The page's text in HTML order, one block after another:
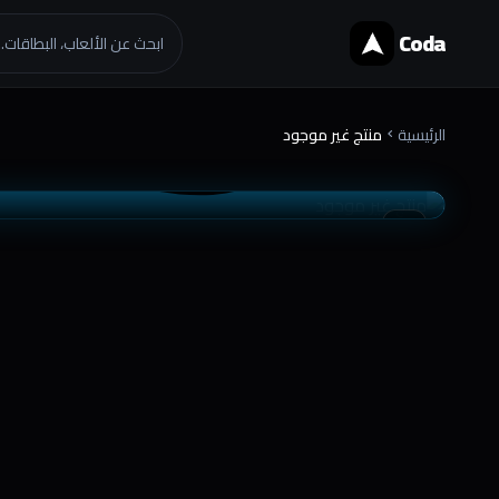
Coda ابحث عن الألعاب،
الرئيسية chevron_right منتج غير موجود